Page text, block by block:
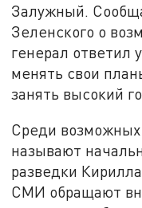
Залужный.
Зеленского о
генерал ответил
менять свои
занять высокий
Среди
называют
разведки
СМИ обращают